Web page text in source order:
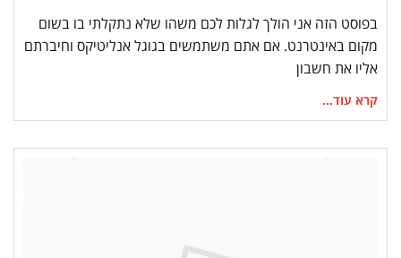
בפוסט הזה אני הולך לגלות לכם משהו שלא נתקלתי בו בשום
מקום באינטרנט. אם אתם משתמשים בגוגל אנליטיקס וחיברתם
אליו את חשבון
קרא עוד...